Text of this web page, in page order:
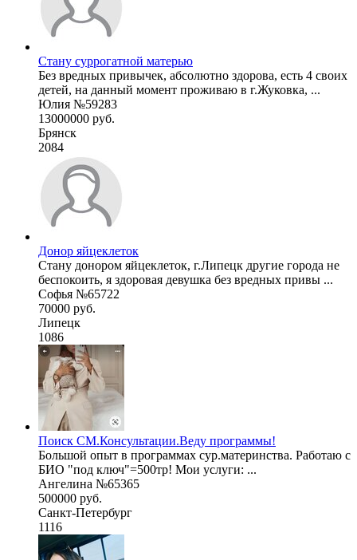
Стану суррогатной матерью
Без вредных привычек, абсолютно здорова, есть 4 своих
детей, на данный момент проживаю в г.Жуковка, ...
Юлия №59283
13000000 руб.
Брянск
2084
Донор яйцеклеток
Стану донором яйцеклеток, г.Липецк другие города не
беспокоить, я здоровая девушка без вредных привы ...
Софья №65722
70000 руб.
Липецк
1086
Поиск СМ.Консультации.Веду программы!
Большой опыт в программах сур.материнства. Работаю с
БИО "под ключ"=500тр! Мои услуги: ...
Ангелина №65365
500000 руб.
Санкт-Петербург
1116